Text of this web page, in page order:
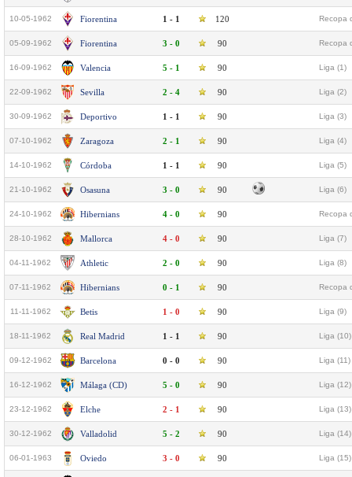
10-05-1962 Fiorentina 1 - 1 120 Recopa
05-09-1962 Fiorentina 3 - 0 90 Recopa
16-09-1962 Valencia 5 - 1 90 Liga (1)
22-09-1962 Sevilla 2 - 4 90 Liga (2)
30-09-1962 Deportivo 1 - 1 90 Liga (3)
07-10-1962 Zaragoza 2 - 1 90 Liga (4)
14-10-1962 Córdoba 1 - 1 90 Liga (5)
21-10-1962 Osasuna 3 - 0 90 Liga (6)
24-10-1962 Hibernians 4 - 0 90 Recopa
28-10-1962 Mallorca 4 - 0 90 Liga (7)
04-11-1962 Athletic 2 - 0 90 Liga (8)
07-11-1962 Hibernians 0 - 1 90 Recopa
11-11-1962 Betis 1 - 0 90 Liga (9)
18-11-1962 Real Madrid 1 - 1 90 Liga (10)
09-12-1962 Barcelona 0 - 0 90 Liga (11)
16-12-1962 Málaga (CD) 5 - 0 90 Liga (12)
23-12-1962 Elche 2 - 1 90 Liga (13)
30-12-1962 Valladolid 5 - 2 90 Liga (14)
06-01-1963 Oviedo 3 - 0 90 Liga (15)